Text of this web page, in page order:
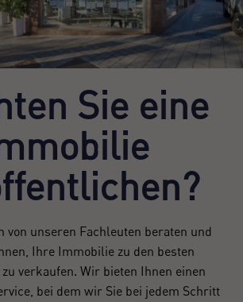
Sie eine
von unseren Fachleuten beraten und
Ihre Immobilie zu den besten
verkaufen. Wir bieten Ihnen einen
bei dem wir Sie bei jedem Schritt